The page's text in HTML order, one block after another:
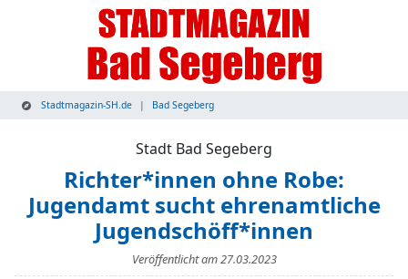
Stadtmagazin-SH.de Bad Segeberg
Stadt Bad Segeberg
Richter*innen ohne Robe:
Jugendamt sucht ehrenamtliche
Jugendschöff*innen
Veröffentlicht am27.03.2023